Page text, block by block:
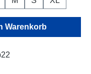
Warenkorb